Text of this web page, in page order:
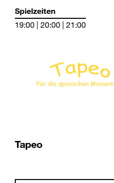
Spielzeiten
19:00 | 20:00 | 21:00
Tapeo